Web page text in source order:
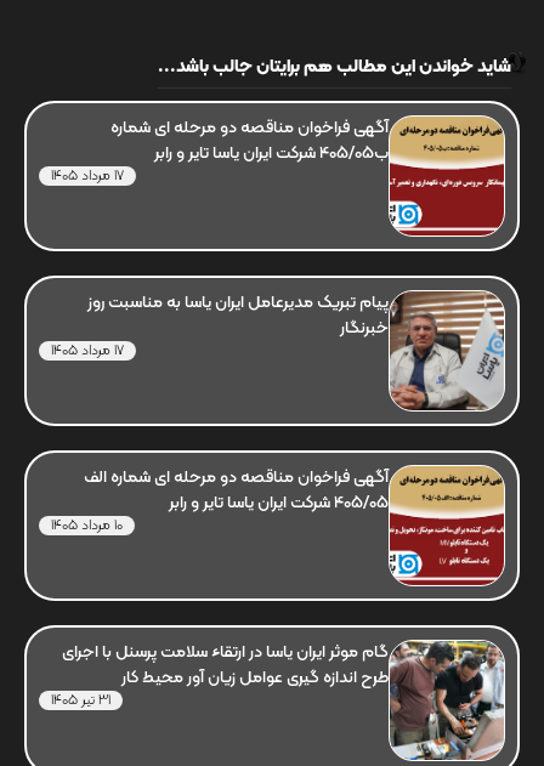
شاید خواندن این مطالب هم برایتان جالب باشد...
آگهی فراخوان مناقصه دو مرحله ای شماره
ب405/05 شرکت ایران یاسا تایر و رابر
17 مرداد 1405
پیام تبریک مدیرعامل ایران یاسا به مناسبت روز
خبرنگار
17 مرداد 1405
آگهی فراخوان مناقصه دو مرحله ای شماره الف
405/05 شرکت ایران یاسا تایر و رابر
10 مرداد 1405
گام موثر ایران یاسا در ارتقاء سلامت پرسنل با اجرای
طرح اندازه گیری عوامل زیان آور محیط کار
31 تیر 1405